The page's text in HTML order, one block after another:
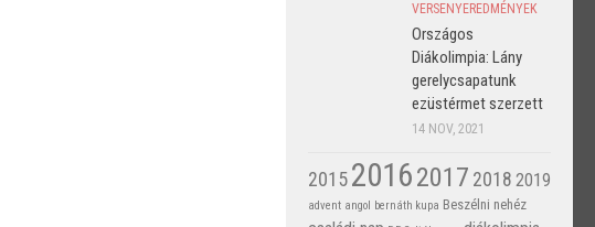
VERSENYEREDMÉNYEK
Országos
Diákolimpia: Lány
gerelycsapatunk
ezüstérmet szerzett
14 NOV, 2021
201520162017 2018 2019
advent angol bernáth kupa Beszélni nehéz